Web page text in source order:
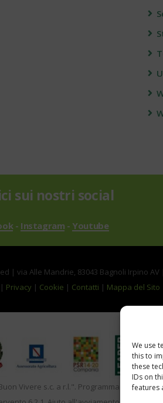
We use
this to
these
IDs on
features
sui nostri social
- Instagram - Youtube
| via Alle Mandrie, 83043 Bagnoli Irpino AV
| Privacy | Cookie | Contatti | Mappa del Sito
Vivere s.c. a r.l.". Programma di Sviluppo